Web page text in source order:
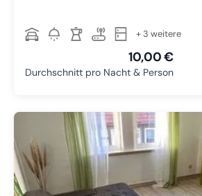
+ 3 weitere
10,00 €
Durchschnitt pro Nacht & Person